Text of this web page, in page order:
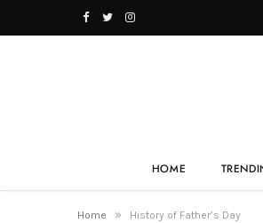
F
o
T
e
I
g
HOME
Home » History of Father’s Day